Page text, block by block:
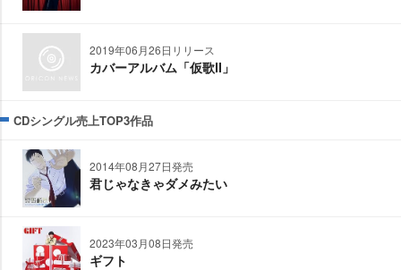
2019年06月26日リリース
カバーアルバム「仮歌Ⅱ」
CDシングル売上TOP3作品
2014年08月27日発売
君じゃなきゃダメみたい
2023年03月08日発売
ギフト